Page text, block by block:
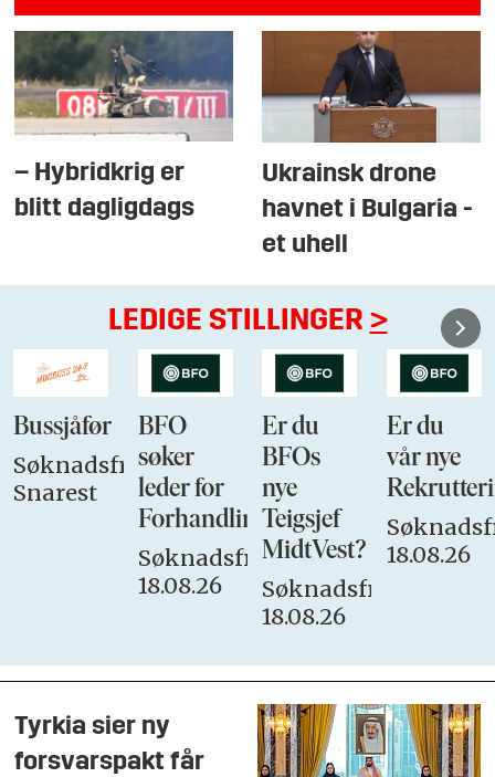
– Hybridkrig er
blitt dagligdags
Ukrainsk drone
havnet i Bulgaria -
et uhell
LEDIGE STILLINGER >
Bussjåfør
Søknadsfrist:
Snarest
BFO
søker
leder for
Forhandlingsutvalget
Søknadsfrist:
18.08.26
Er du
BFOs
nye
Teigsjef
MidtVest?
Søknadsfrist:
18.08.26
Er du
vår nye
18.08.26
Tyrkia sier ny
forsvarspakt får